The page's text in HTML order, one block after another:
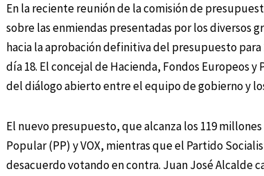
En la reciente reunión de la comisión de
sobre las enmiendas presentadas por los diversos
hacia la aprobación definitiva del presupuesto
día 18. El concejal de Hacienda, Fondos Europeos
del diálogo abierto entre el equipo de gobierno y
El nuevo presupuesto, que alcanza los 119
Popular (PP) y VOX, mientras que el Partido
desacuerdo votando en contra. Juan José Alcalde